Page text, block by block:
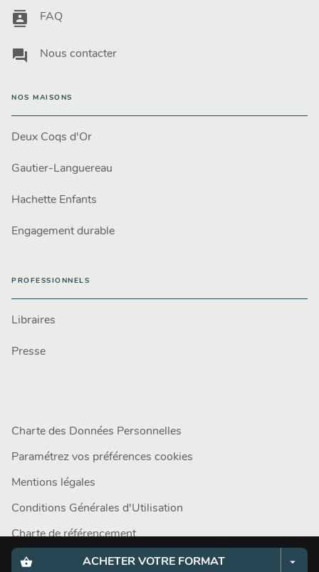
shopping_basket ACHETER VOTRE FORMAT arrow_drop_down
contacts FAQ
question_answer Nous contacter
NOS MAISONS
Deux Coqs d'Or
Gautier-Languereau
Hachette Enfants
Engagement durable
PROFESSIONNELS
Libraires
Presse
Charte des Données Personnelles
Paramétrez vos préférences cookies
Mentions légales
Conditions Générales d'Utilisation
Charte de référencement